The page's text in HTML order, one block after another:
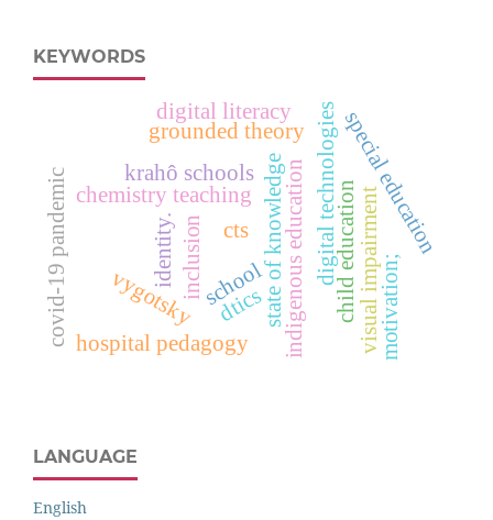
KEYWORDS
indigenous education
krahô schools
identity. state of knowledge
school digital technologieschild education
chemistry teaching
vygotsky
cts
grounded theory
covid-19 pandemic hospital pedagogy
inclusion visual impairment
special education
digital literacy
dtics motivation;
LANGUAGE
English